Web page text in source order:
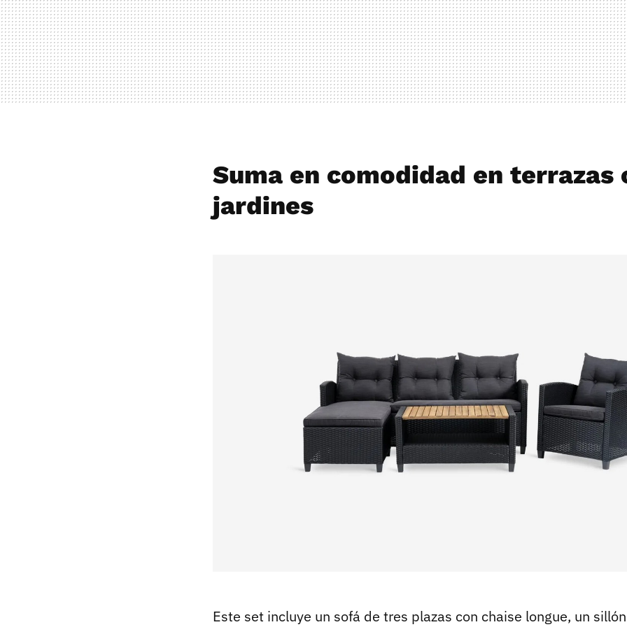
Suma en comodidad en terrazas
jardines
Este set incluye un sofá de tres plazas con chaise longue, un